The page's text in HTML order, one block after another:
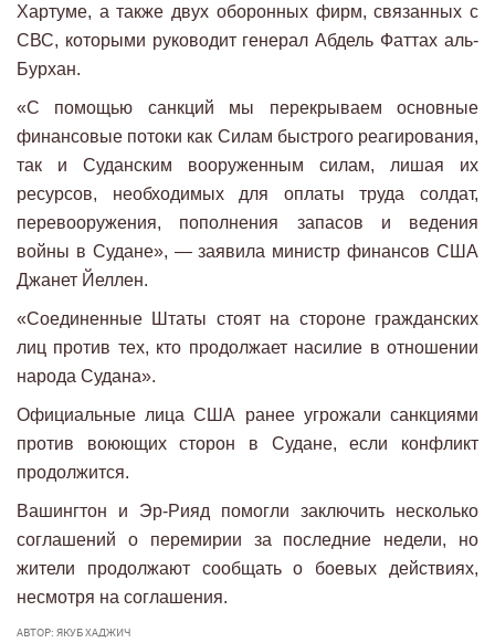
Хартуме, а также двух оборонных фирм, связанных с
СВС, которыми руководит генерал Абдель Фаттах аль-
Бурхан.
«С помощью санкций мы перекрываем основные
финансовые потоки как Силам быстрого реагирования,
так и Суданским вооруженным силам, лишая их
ресурсов, необходимых для оплаты труда солдат,
перевооружения, пополнения запасов и ведения
войны в Судане», — заявила министр финансов США
Джанет Йеллен.
«Соединенные Штаты стоят на стороне гражданских
лиц против тех, кто продолжает насилие в отношении
народа Судана».
Официальные лица США ранее угрожали санкциями
против воюющих сторон в Судане, если конфликт
продолжится.
Вашингтон и Эр-Рияд помогли заключить несколько
соглашений о перемирии за последние недели, но
жители продолжают сообщать о боевых действиях,
несмотря на соглашения.
АВТОР: ЯКУБ ХАДЖИЧ